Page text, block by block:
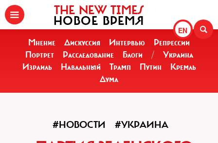
EN
THE NEW TIMES
НОВОЕ ВРЕМЯ
Мнение Дискуссия Интервью
Репрессии
Портрет
Расследование Блоги /
Украина
Израиль
Навальный Трамп Путин
Кремль
Дума
#НОВОСТИ #УКРАИНА